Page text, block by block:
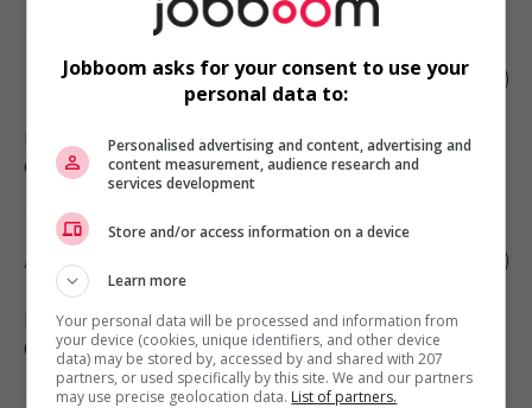
Paie-maître
, QC
Comptabilité, finance et assurance
Acheteur - administrateur
Montréal-Nord, QC
Comptabilité, finance et assurance
Jobboom asks for your consent to use your
personal data to:
Personalised advertising and content, advertising and
content measurement, audience research and
services development
Store and/or access information on a device
Learn more
Your personal data will be processed and information from
your device (cookies, unique identifiers, and other device
data) may be stored by, accessed by and shared with 207
partners, or used specifically by this site. We and our partners
may use precise geolocation data. List of partners.